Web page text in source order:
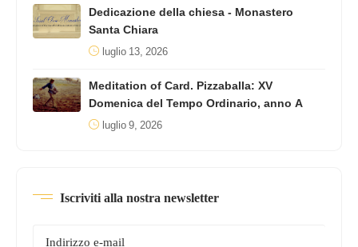
Dedicazione della chiesa - Monastero
Santa Chiara
luglio 13, 2026
Meditation of Card. Pizzaballa: XV
Domenica del Tempo Ordinario, anno A
luglio 9, 2026
Iscriviti alla nostra newsletter